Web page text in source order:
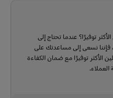
توفيرًا؟ عندما تحتاج إلى
فإننا نسعى إلى مساعدتك على
الأكثر توفيرًا مع ضمان الكفاءة